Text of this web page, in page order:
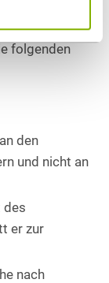
eines
der
folgenden
den
und nicht an
des
er zur
nach